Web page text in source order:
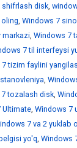
shifrlash disk,
, Windows 7
markazi, Windows 7
7 til interfeysi
tizim faylini
,
tozalash disk,
Ultimate, Windows 7
7 va 2 yuklab
yo'q, Windows